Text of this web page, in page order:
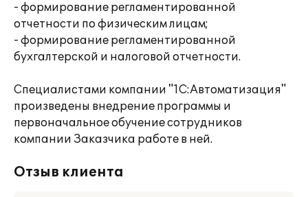
- формирование регламентированной
отчетности по физическим лицам;
- формирование регламентированной
бухгалтерской и налоговой отчетности.
Специалистами компании "1С:Автоматизация"
произведены внедрение программы и
первоначальное обучение сотрудников
компании Заказчика работе в ней.
Отзыв клиента